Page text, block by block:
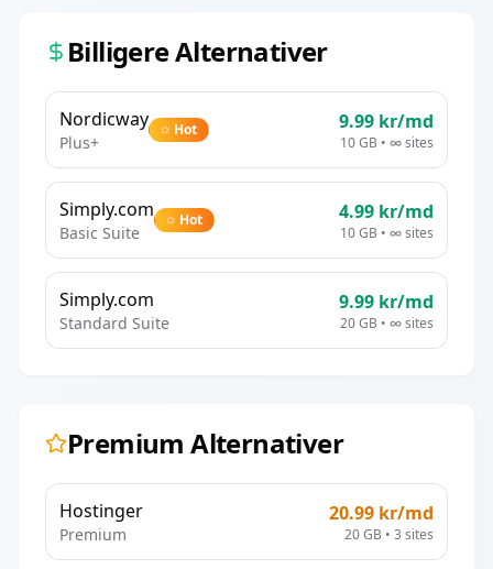
Billigere Alternativer
Nordicway
Plus+
Hot 9.99 kr/md
10 GB • ∞sites
Simply.com
Basic Suite
Hot 4.99 kr/md
10 GB • ∞sites
Simply.com
Standard Suite
9.99 kr/md
20 GB • ∞sites
Premium Alternativer
Hostinger
Premium
20.99 kr/md
20 GB • 3 sites